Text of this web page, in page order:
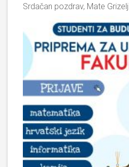
Srdačan pozdrav, Mate Grizelj.